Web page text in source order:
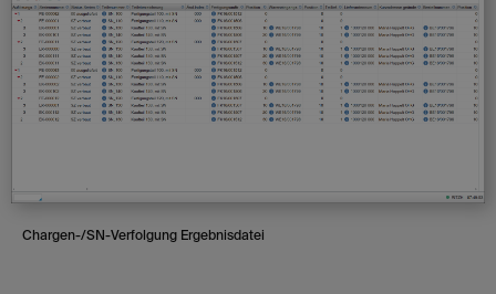
Chargen-/SN-Verfolgung Ergebnisdatei